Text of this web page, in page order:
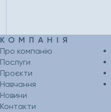
КОМПАНІЯ
Про компанію
Послуги
Проєкти
Навчання
Новини
Контакти